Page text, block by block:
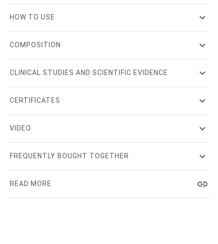
HOW TO USE expand_more
COMPOSITION expand_more
CLINICAL STUDIES AND SCIENTIFIC EVIDENCE expand_more
CERTIFICATES expand_more
VIDEO expand_more
FREQUENTLY BOUGHT TOGETHER expand_more
READ MORE link